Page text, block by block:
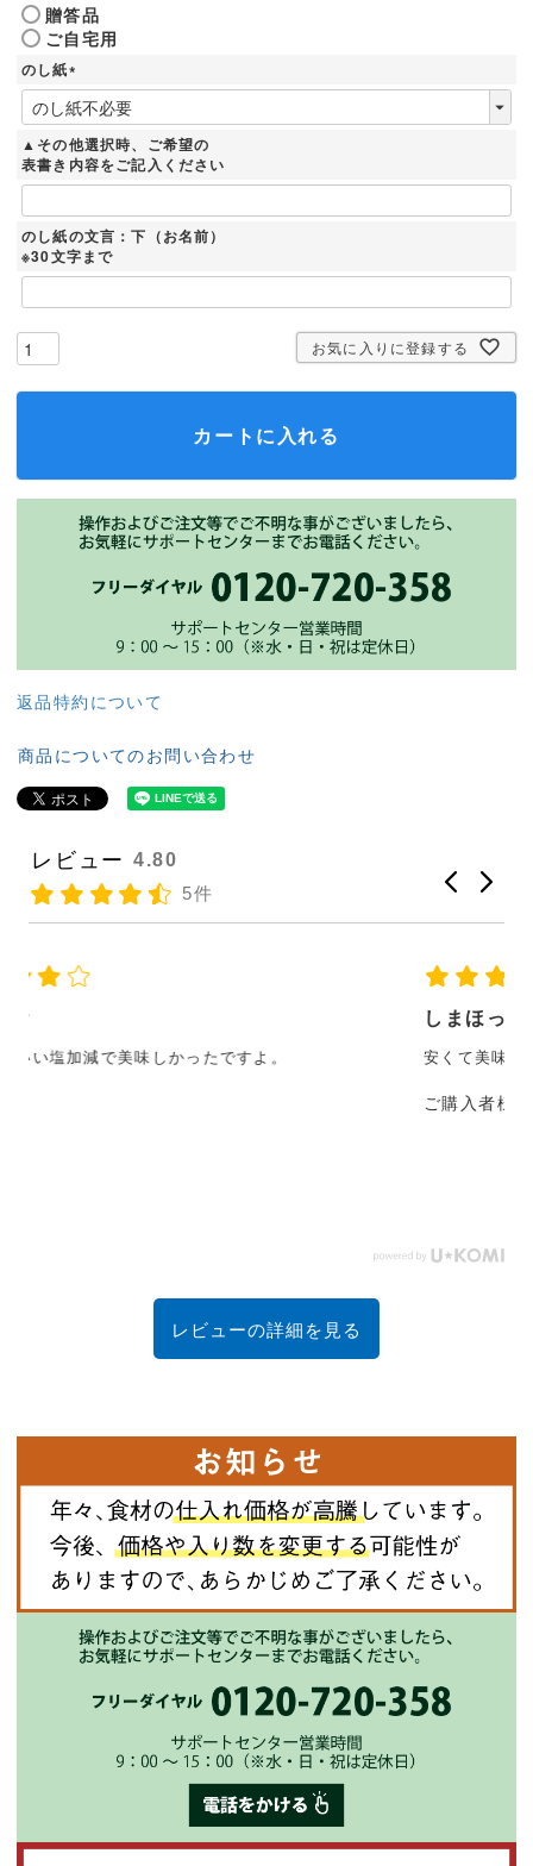
必
須
贈答品
ご自宅用
のし紙
(
必
須
)
▲その他選択時、ご希望の
表書き内容をご記入ください
のし紙の文言：下（お名前）
※30文字まで
お気に入りに登録する
カートに入れる
返品特約について
商品についてのお問い合わせ
レビュー
4.80
5件
安くて美味しい。鮭も程よい塩味で美味かったです。
レビューの詳細を見る